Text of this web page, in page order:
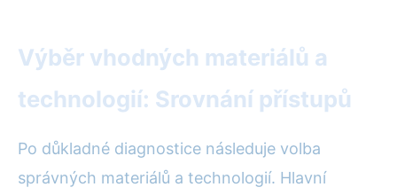
Výběr vhodných materiálů a
technologií: Srovnání přístupů
Po důkladné diagnostice následuje volba
správných materiálů a technologií. Hlavní